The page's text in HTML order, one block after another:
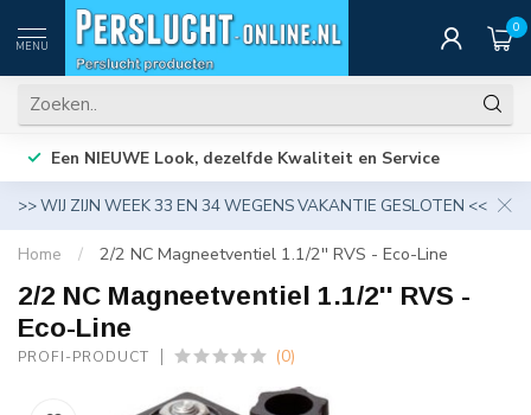
MENU
0
Een NIEUWE Look, dezelfde Kwaliteit en Service
>> WIJ ZIJN WEEK 33 EN 34 WEGENS VAKANTIE GESLOTEN <<
Home / 2/2 NC Magneetventiel 1.1/2'' RVS - Eco-Line
2/2 NC Magneetventiel 1.1/2'' RVS -
Eco-Line
PROFI-PRODUCT (0)